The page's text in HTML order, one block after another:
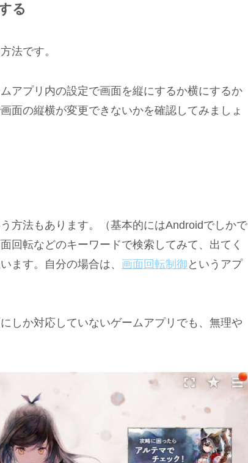
る
法です。
アプリ内の設定で画面を縦にするか横にするか
面の縦横が変更できないかを確認してみましょ
方法もあります。（基本的にはAndroidでしかで
回転などのキーワードで検索してみて、出てく
ます。自分の場合は、 画面回転制御 というアプ
しか対応していないゲームアプリでも、無理や